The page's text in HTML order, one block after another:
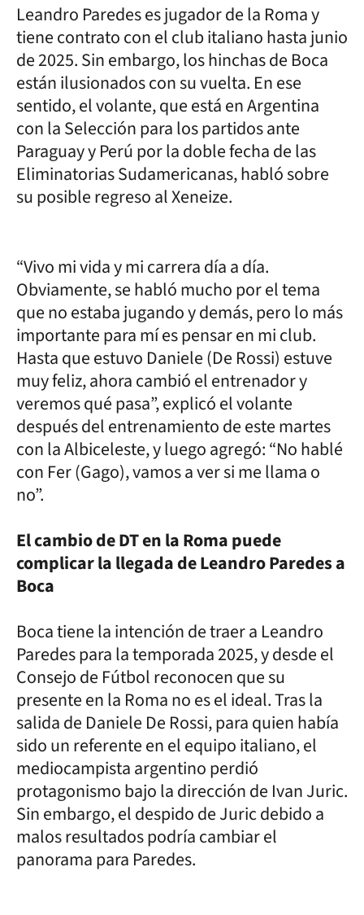
Leandro Paredes es jugador de la Roma y
tiene contrato con el club italiano hasta junio
de 2025. Sin embargo, los hinchas de Boca
están ilusionados con su vuelta. En ese
sentido, el volante, que está en Argentina
con la Selección para los partidos ante
Paraguay y Perú por la doble fecha de las
Eliminatorias Sudamericanas, habló sobre
su posible regreso al Xeneize.
“Vivo mi vida y mi carrera día a día.
Obviamente, se habló mucho por el tema
que no estaba jugando y demás, pero lo más
importante para mí es pensar en mi club.
Hasta que estuvo Daniele (De Rossi) estuve
muy feliz, ahora cambió el entrenador y
veremos qué pasa”, explicó el volante
después del entrenamiento de este martes
con la Albiceleste, y luego agregó: “No hablé
con Fer (Gago), vamos a ver si me llama o
no”.
El cambio de DT en la Roma puede
complicar la llegada de Leandro Paredes a
Boca
Boca tiene la intención de traer a Leandro
Paredes para la temporada 2025, y desde el
Consejo de Fútbol reconocen que su
presente en la Roma no es el ideal. Tras la
salida de Daniele De Rossi, para quien había
sido un referente en el equipo italiano, el
mediocampista argentino perdió
protagonismo bajo la dirección de Ivan Juric.
Sin embargo, el despido de Juric debido a
malos resultados podría cambiar el
panorama para Paredes.